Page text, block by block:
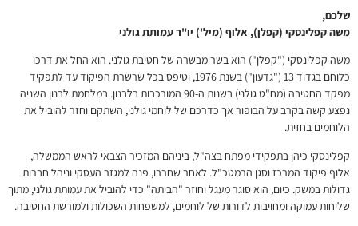
שלכם,
משה קפלינסקי (קפלן), אלוף (מיל') יו"ר עמותת גולני
משה קפלינסקי ("קפלן") הוא בשר מבשרה של חטיבת גולני. הוא החל את דרכו
כלוחם בגדוד 13 ("גדעון") בשנת 1976, וטיפס בכל שרשרת הפיקוד עד לתפקיד
מפקד החטיבה (מח"ט גולני) בשנות ה-90 המורכבות בלבנון. במלחמת לבנון השניה
נפצע קשה בקרב על הבופור אך כדרכם של לוחמי גולני, השתקם וחזר להוביל את
הלוחמים בחזית.
קפלינסקי כיהן בתפקידי מפתח בצה"ל, ביניהם המזכיר הצבאי לראש הממשלה,
אלוף פיקוד המרכז וסגן הרמטכ"ל. לאחר שחררו, פנה למגזר העסקי וניהל חברות
גדולות במשק. כיום, הוא סוגר מעגל וחוזר "הביתה" כדי להוביל את עמותת גולני, מתוך
שליחות עמוקה ומחויבות לדורות של לוחמים, למשפחות השכולות ולמורשת החטיבה.